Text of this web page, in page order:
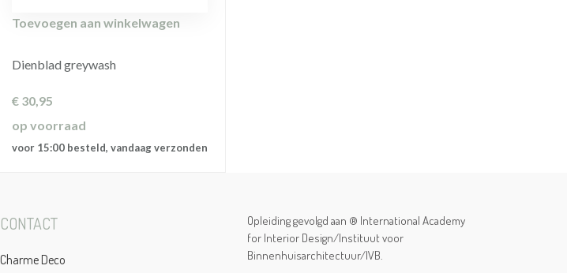
Toevoegen aan winkelwagen
Dienblad greywash
€ 30,95
op voorraad
voor 15:00 besteld, vandaag verzonden
CONTACT
Charme Deco
Opleiding gevolgd aan ® International Academy
for Interior Design/Instituut voor
Binnenhuisarchitectuur/IVB.